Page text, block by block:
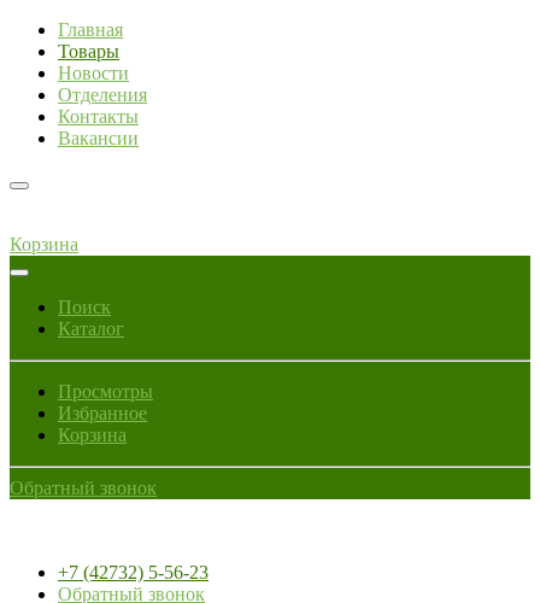
Главная
Товары
Новости
Отделения
Контакты
Вакансии
Корзина
Поиск
Каталог
Просмотры
Избранное
Корзина
Обратный звонок
+7 (42732) 5-56-23
Обратный звонок